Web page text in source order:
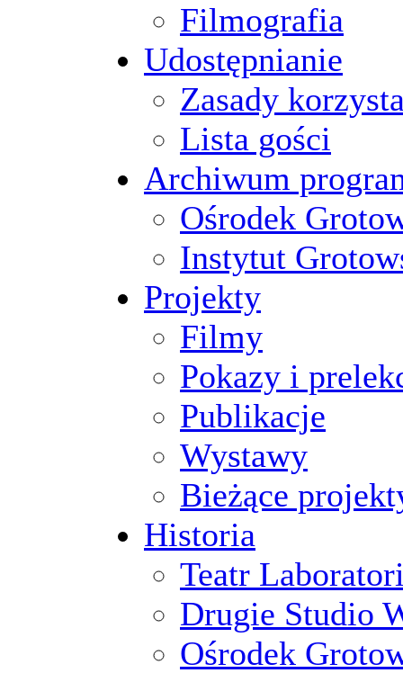
Filmografia
Udostępnianie
Zasady
Lista gości
Archiwum
Ośrodek
Instytut
Projekty
Filmy
Pokazy i
Publikacje
Wystawy
Bieżące
Historia
Teatr
Drugie Studio
Ośrodek